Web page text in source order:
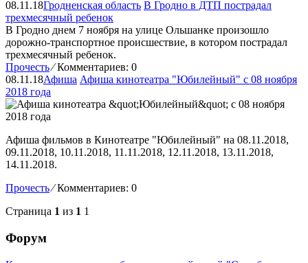
08.11.18Гродненская область В Гродно в ДТП пострадал
трехмесячный ребенок
В Гродно днем 7 ноября на улице Ольшанке произошло
дорожно-транспортное происшествие, в котором пострадал
трехмесячный ребенок.
Прочесть ⁄Комментариев: 0
08.11.18Афиша Афиша кинотеатра "Юбилейный" c 08 ноября
2018 года
Афиша фильмов в Кинотеатре "Юбилейный" на 08.11.2018,
09.11.2018, 10.11.2018, 11.11.2018, 12.11.2018, 13.11.2018,
14.11.2018.
Прочесть ⁄Комментариев: 0
Страница 1 из 1 1
Форум